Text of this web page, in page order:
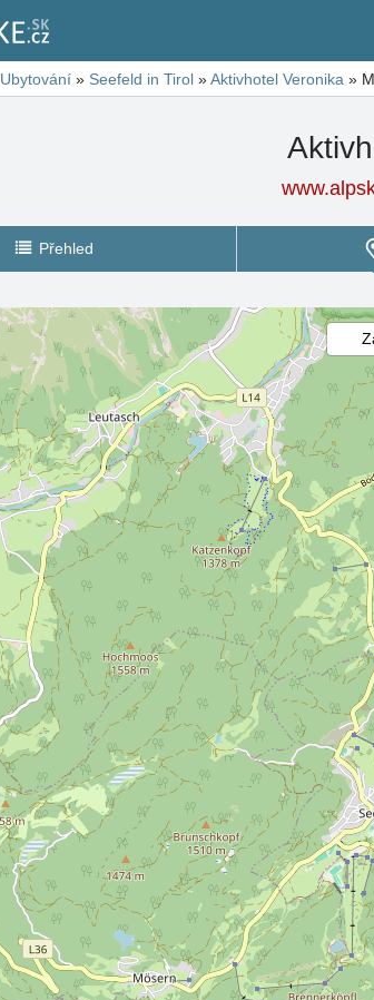
Ubytování » Seefeld in Tirol »Aktivhotel Veronika »
Přehled